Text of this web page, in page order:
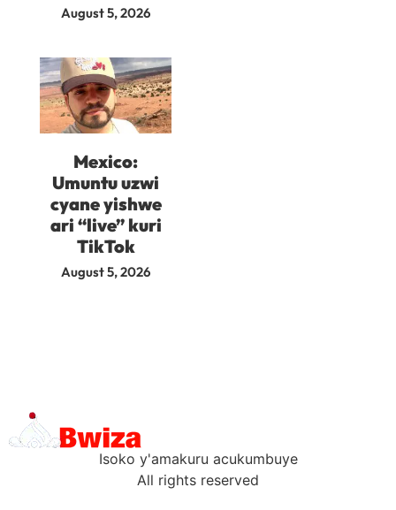
August 5, 2026
Mexico:
Umuntu uzwi
cyane yishwe
ari “live” kuri
TikTok
August 5, 2026
Isoko y'amakuru acukumbuye
All rights reserved